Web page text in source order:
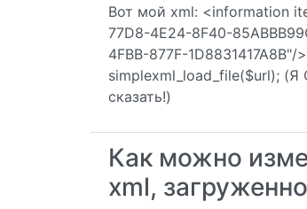
Вот мой xml: <information
77D8-4E24-8F40-
4FBB-877F-
simplexml_load_file($url);
сказать!)
Как можно
xml,